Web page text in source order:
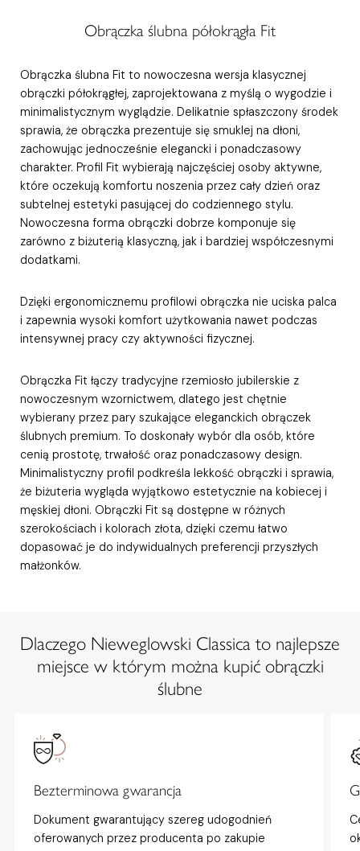
Obrączka ślubna półokrągła Fit
Obrączka ślubna Fit to nowoczesna wersja klasycznej
obrączki półokrągłej, zaprojektowana z myślą o wygodzie i
minimalistycznym wyglądzie. Delikatnie spłaszczony środek
sprawia, że obrączka prezentuje się smuklej na dłoni,
zachowując jednocześnie elegancki i ponadczasowy
charakter. Profil Fit wybierają najczęściej osoby aktywne,
które oczekują komfortu noszenia przez cały dzień oraz
subtelnej estetyki pasującej do codziennego stylu.
Nowoczesna forma obrączki dobrze komponuje się
zarówno z biżuterią klasyczną, jak i bardziej współczesnymi
dodatkami.
Dzięki ergonomicznemu profilowi obrączka nie uciska palca
i zapewnia wysoki komfort użytkowania nawet podczas
intensywnej pracy czy aktywności fizycznej.
Obrączka Fit łączy tradycyjne rzemiosło jubilerskie z
nowoczesnym wzornictwem, dlatego jest chętnie
wybierany przez pary szukające eleganckich obrączek
ślubnych premium. To doskonały wybór dla osób, które
cenią prostotę, trwałość oraz ponadczasowy design.
Minimalistyczny profil podkreśla lekkość obrączki i sprawia,
że biżuteria wygląda wyjątkowo estetycznie na kobiecej i
męskiej dłoni. Obrączki Fit są dostępne w różnych
szerokościach i kolorach złota, dzięki czemu łatwo
dopasować je do indywidualnych preferencji przyszłych
małżonków.
Dlaczego Nieweglowski Classica to najlepsze
miejsce w którym można kupić obrączki
ślubne
Bezterminowa gwarancja
Dokument gwarantujący szereg udogodnień
oferowanych przez producenta po zakupie